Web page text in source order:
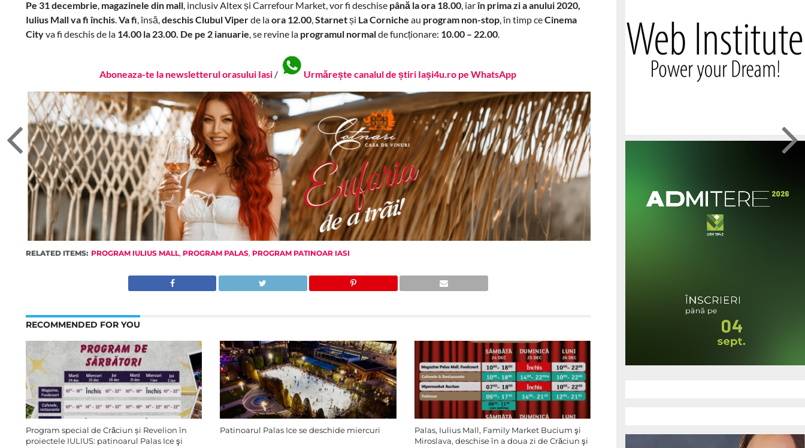
Pe 31 decembrie, magazinele din mall, inclusiv Altex și Carrefour Market, vor fi deschise până laora 18.00, iarîn prima zi a anului 2020,
Iulius Mall va fi închis.Va fi, însă,deschis Clubul Viperde laora 12.00,Starnetși La Corniche au program non-stop, în timp ceCinema
Cityva fi deschis de la 14.00 la 23.00. De pe 2 ianuarie, se revine la programul normalde funcționare: 10.00 – 22.00.
Aboneaza-te la newsletterul orasului Iasi / Urmărește canalul de știri Iași4u.ro pe WhatsApp
RELATED ITEMS: PROGRAM IULIUS MALL, PROGRAM PALAS, PROGRAM PATINOAR IASI
RECOMMENDED FOR YOU
Program special de Crăciun și Revelion în
proiectele IULIUS: patinoarul Palas Ice şi
Patinoarul Palas Ice se deschide miercuri
Palas, Iulius Mall, Family Market Bucium şi
Miroslava, deschise în a doua zi de Crăciun şi